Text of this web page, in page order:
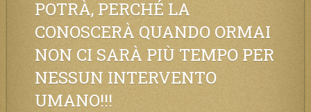
POTRÀ, PERCHÉ LA
CONOSCERÀ QUANDO ORMAI
NON CI SARÀ PIÙ TEMPO PER
NESSUN INTERVENTO
UMANO!!!